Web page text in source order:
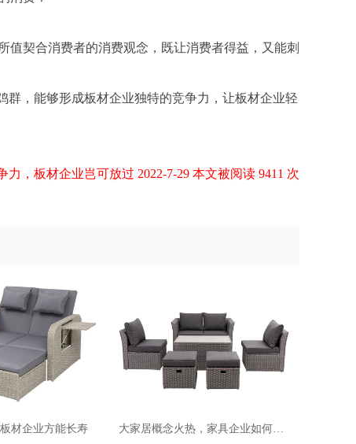
契合消费者的消费观念，既让消费者得益，又能刺
，能够形成板材企业独特的竞争力，让板材企业轻
力，板材企业岂可放过 2022-7-29 本文被阅读 9411 次
材企业方能长寿 大家居概念火热，家具企业如何逆袭